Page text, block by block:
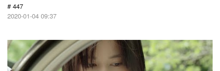
# 447
2020-01-04 09:37